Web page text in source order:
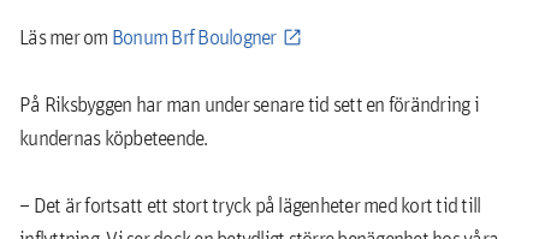
Läs mer om Bonum Brf Boulogner
På Riksbyggen har man under senare tid sett en förändring i
kundernas köpbeteende.
– Det är fortsatt ett stort tryck på lägenheter med kort tid till